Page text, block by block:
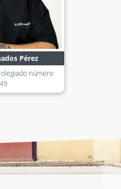
Pérez
número